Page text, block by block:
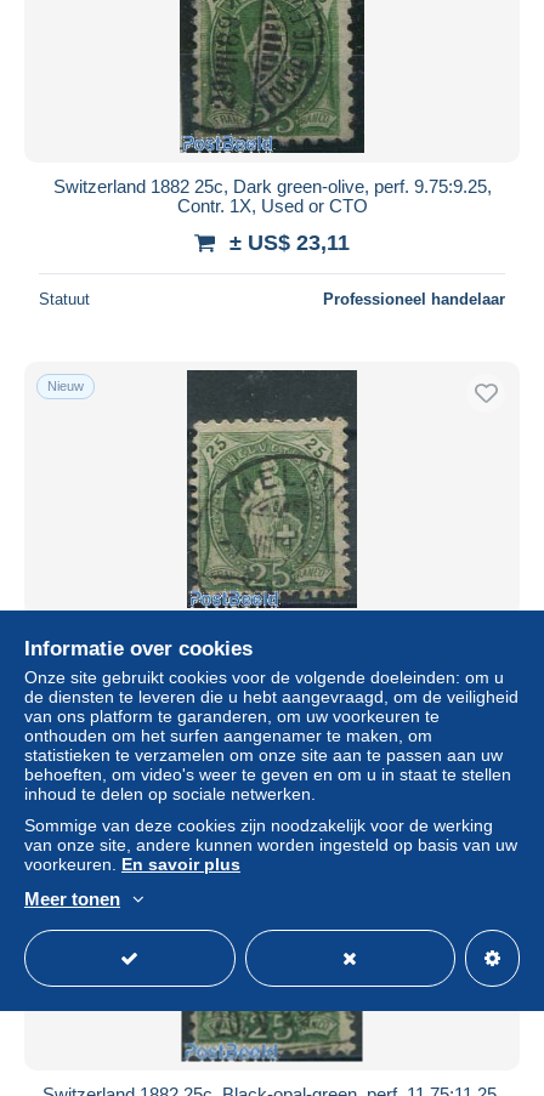
Switzerland 1882 25c, Dark green-olive, perf. 9.75:9.25,
Contr. 1X, Used or CTO
± US$ 23,11
Statuut Professioneel handelaar
Nieuw
Switzerland 1882 25c, Dark green, perf. 11.75:11.25, Contr.
1X, Used or CTO
± US$ 8,67
Statuut Professioneel handelaar
Nieuw
Informatie over cookies
Onze site gebruikt cookies voor de volgende doeleinden: om u
de diensten te leveren die u hebt aangevraagd, om de veiligheid
van ons platform te garanderen, om uw voorkeuren te
onthouden om het surfen aangenamer te maken, om
statistieken te verzamelen om onze site aan te passen aan uw
behoeften, om video's weer te geven en om u in staat te stellen
inhoud te delen op sociale netwerken.
Sommige van deze cookies zijn noodzakelijk voor de werking
van onze site, andere kunnen worden ingesteld op basis van uw
voorkeuren. En savoir plus
Meer tonen